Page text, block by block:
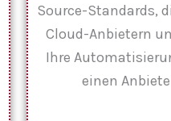
Source-Standards,
Cloud-Anbietern
Ihre
einen